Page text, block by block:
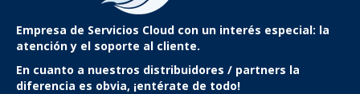
Empresa de Servicios Cloud con un interés especial: la
atención y el soporte al cliente.
En cuanto a nuestros distribuidores / partners la
diferencia es obvia, ¡entérate de todo!